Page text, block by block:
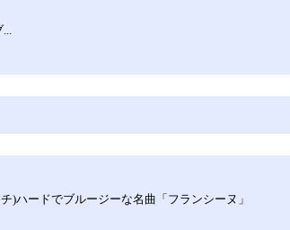
...
)ハードでブルージーな名曲「フランシーヌ」